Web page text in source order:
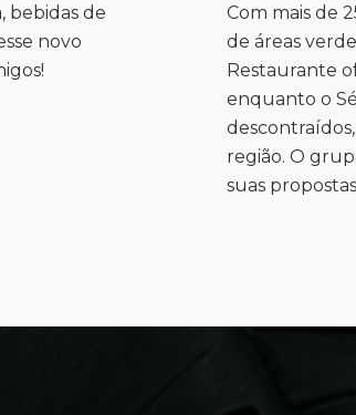
bebidas de
novo
Com mais de
de áreas
Restaurante
enquanto o
região. O
suas